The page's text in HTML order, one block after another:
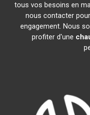
tous vos besoins en
nous contacter
engagement. Nous
profiter d'une